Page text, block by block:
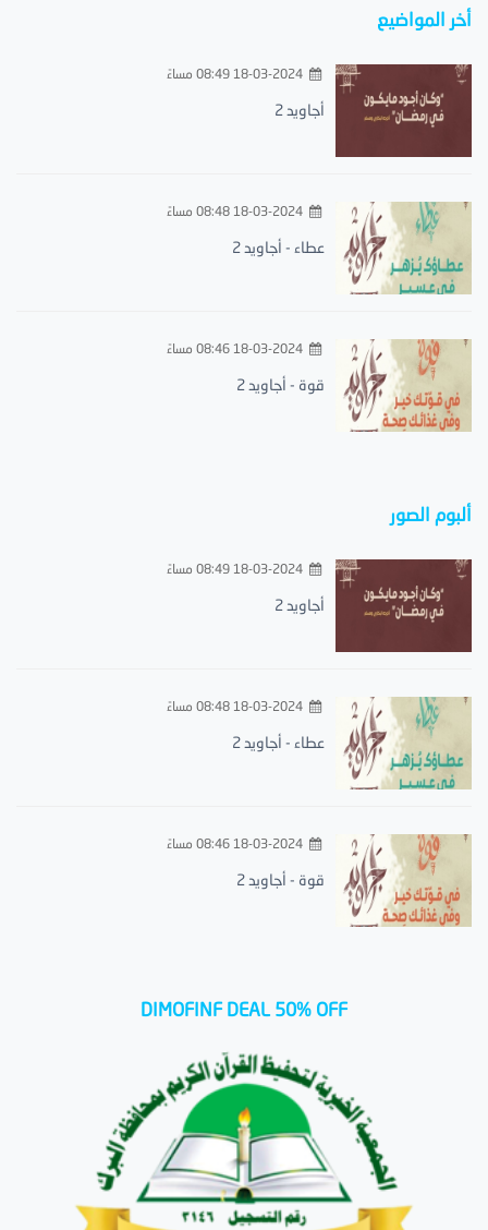
أخر المواضيع
18-03-2024 08:49 مساءً
أجاويد 2
18-03-2024 08:48 مساءً
عطاء - أجاويد 2
18-03-2024 08:46 مساءً
قوة - أجاويد 2
ألبوم الصور
18-03-2024 08:49 مساءً
أجاويد 2
18-03-2024 08:48 مساءً
عطاء - أجاويد 2
18-03-2024 08:46 مساءً
قوة - أجاويد 2
DIMOFINF DEAL 50% OFF